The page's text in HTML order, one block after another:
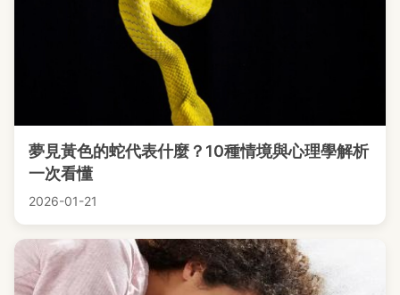
夢見黃色的蛇代表什麼？10種情境與心理學解析
一次看懂
2026-01-21